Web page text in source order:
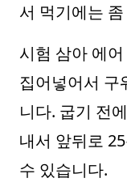
서 먹기에는
시험 삼아 에
집어넣어서 구
니다. 굽기 전
내서 앞뒤로
수 있습니다.